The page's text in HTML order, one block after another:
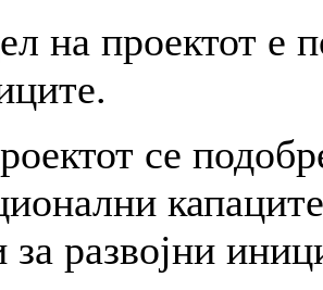
на проектот е
се
за развојни